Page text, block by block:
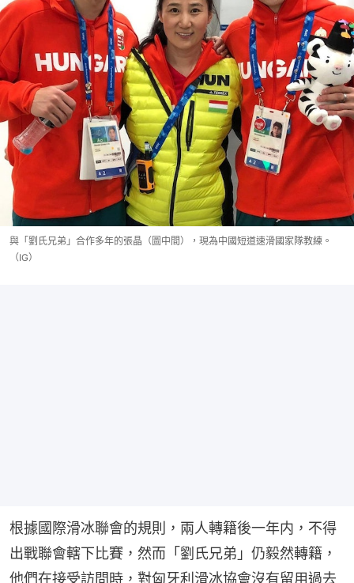
與「劉氏兄弟」合作多年的張晶（圖中間），現為中國短道速滑國家隊教練。
（IG）
根據國際滑冰聯會的規則，兩人轉籍後一年内，不得
出戰聯會轄下比賽，然而「劉氏兄弟」仍毅然轉籍，
他們在接受訪問時，對匈牙利滑冰協會沒有留用過去